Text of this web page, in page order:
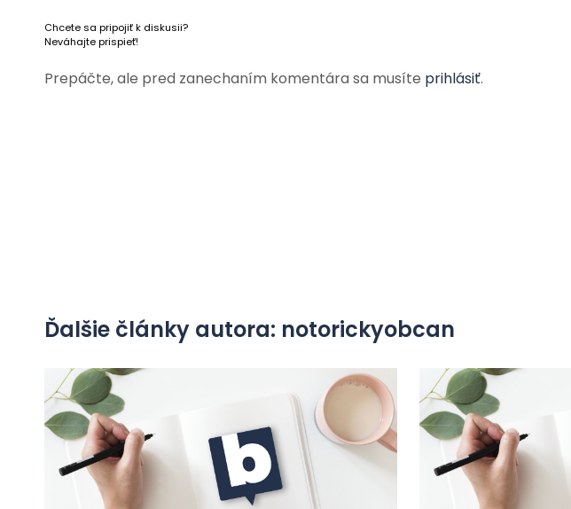
Chcete sa pripojiť k diskusii?
Neváhajte prispieť!
Prepáčte, ale pred zanechaním komentára sa musíte prihlásiť.
Ďalšie články autora: notorickyobcan